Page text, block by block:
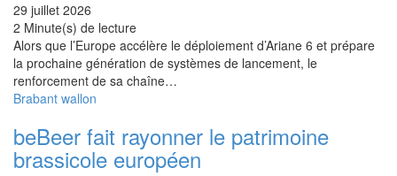
29 juillet 2026
2 Minute(s) de lecture
Alors que l’Europe accélère le déploiement d’Ariane 6 et prépare
la prochaine génération de systèmes de lancement, le
renforcement de sa chaîne…
Brabant wallon
beBeer fait rayonner le patrimoine
brassicole européen